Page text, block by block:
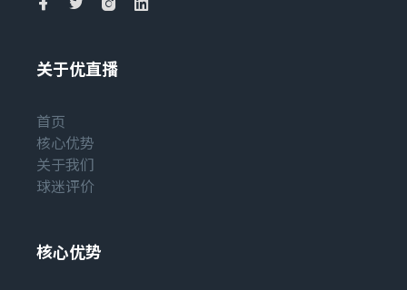
关于优直播
首页
核心优势
关于我们
球迷评价
核心优势